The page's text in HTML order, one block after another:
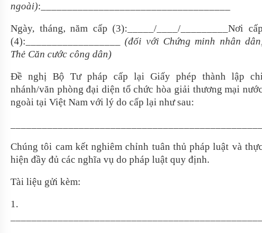
ngoài):____________________________________
Ngày, tháng, năm cấp (3):_____/____/_________Nơi
(4):__________________(đối với Chứng minh nhân
Thẻ Căn cước công dân)
Đề nghị Bộ Tư pháp cấp lại Giấy phép thành lập
nhánh/văn phòng đại diện tổ chức hòa giải thương mại
ngoài tại Việt Nam với lý do cấp lại như sau:
Chúng tôi cam kết nghiêm chỉnh tuân thủ pháp luật và
hiện đầy đủ các nghĩa vụ do pháp luật quy định.
Tài liệu gửi kèm:
1.